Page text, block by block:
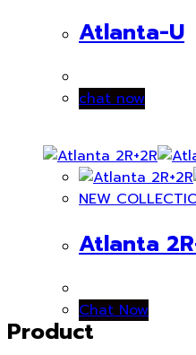
Atlanta-U
chat now
NEW
Atlanta
Chat Now
Product